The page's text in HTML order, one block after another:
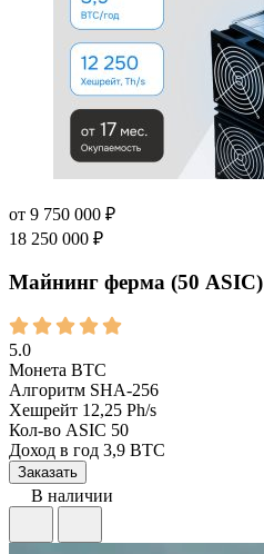
от 9 750 000 ₽
18 250 000 ₽
Майнинг ферма (50 ASIC)
5.0
Монета BTC
Алгоритм SHA-256
Хешрейт 12,25 Ph/s
Кол-во ASIC 50
Доход в год 3,9 BTC
Заказать
В наличии